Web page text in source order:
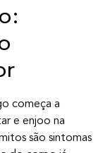
começa a
e enjoo na
são sintomas